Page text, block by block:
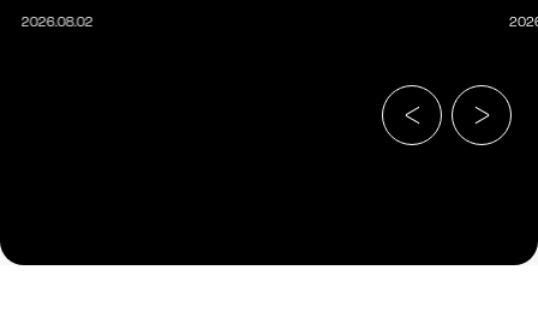
2026.08.02